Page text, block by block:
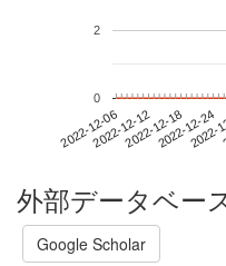
2022-12-062022-12-122022-12-182022-12-24
0
2
外部データベー
Google Scholar